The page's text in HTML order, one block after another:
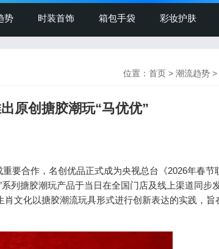
势 时装首饰 箱包手袋 彩妆护肤
位置： 首页 > 潮流趋势 >
原创搪胶潮玩“马优优”
合作，名创优品正式成为央视总台《2026年春节
列搪胶潮玩产品于当日在全国门店及线上渠道同步
文化以搪胶潮流玩具形式进行创新表达的实践，旨